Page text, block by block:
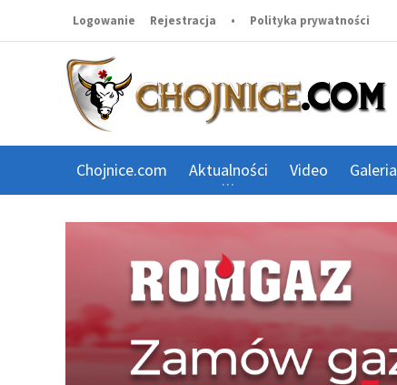
Logowanie Rejestracja • Polityka prywatności
Chojnice.com Aktualności Video Galeria